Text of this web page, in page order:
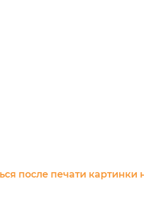
после печати картинки